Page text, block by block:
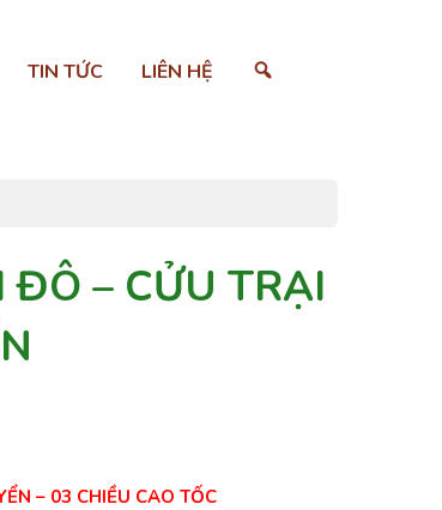
TIN TỨC LIÊN HỆ
– CỬU TRẠI
– 03 CHIỀU CAO TỐC